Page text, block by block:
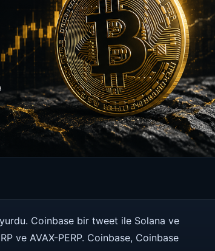
Coinbase bir tweet ile Solana ve
ve AVAX-PERP. Coinbase, Coinbase